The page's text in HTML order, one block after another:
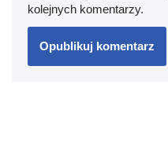
kolejnych komentarzy.